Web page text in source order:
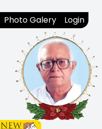
Photo Galery Login